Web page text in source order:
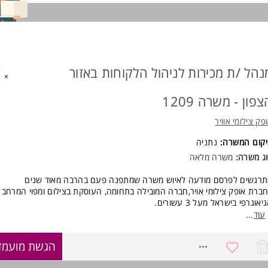
/ת מכירות לניהול הלקוחות באזור
- משרה 1209
צילומי אוויר
המשרה: נתניה
משרה: משרה מלאה
לפרסם מודעה לאיוש משרה שמתפנה פעם בהרבה מאוד שנים
אופק צילומי אויר,חברה המובילה בתחומה, העוסקת בצילום ומפוי המרחב
בישראל מעל 3 עשורים.
מנהל /ת מכירות לניהול הלקוחות באזור הצפון
דרישות:
עוד...
הגשת